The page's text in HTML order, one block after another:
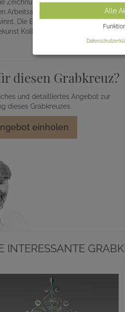
Zeichnung wird das Werkstück
wird das Grabkreuz
Die Einzigartigkeit und die
Kollektion einfließt, kommt in
diesen Grabkreuz?
und detailliertes Angebot zur
dieses Grabkreuzes.
einholen
INTERESSANTE
Alle